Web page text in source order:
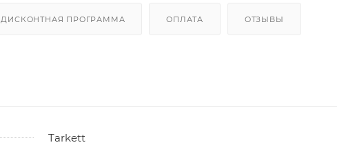
ДИСКОНТНАЯ ПРОГРАММА ОПЛАТА ОТЗЫВЫ
Tarkett